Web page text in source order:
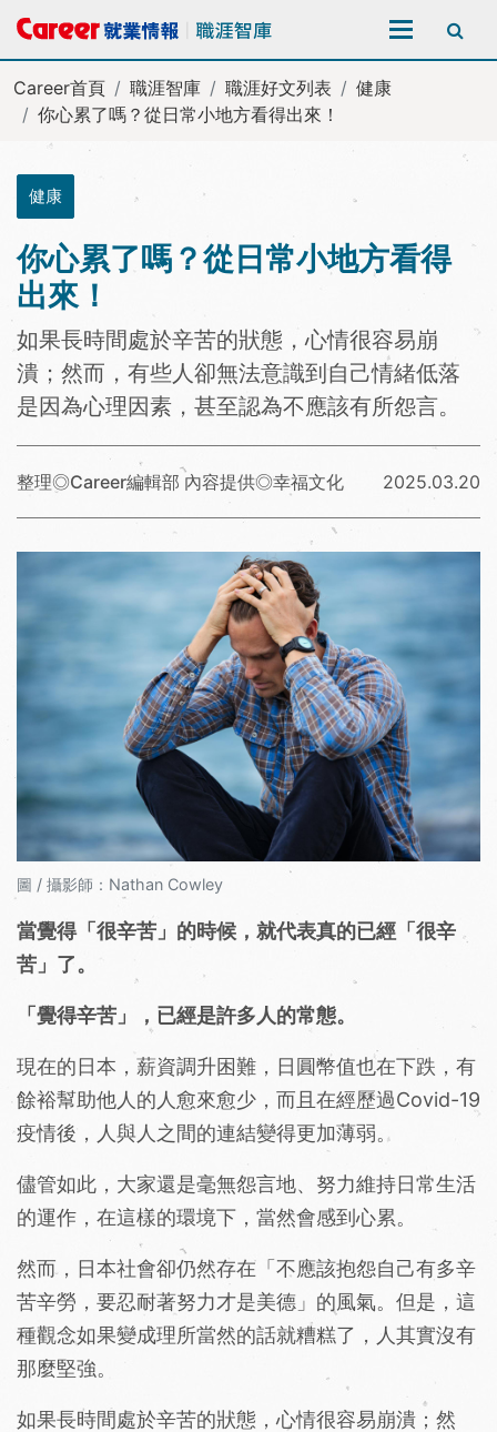
全站搜尋
Career首頁 職涯智庫 職涯好文列表
健康
你心累了嗎？從日常小地方看得出來！
健康
你心累了嗎？從日常小地方看得
出來！
如果長時間處於辛苦的狀態，心情很容易崩
潰；然而，有些人卻無法意識到自己情緒低落
是因為心理因素，甚至認為不應該有所怨言。
整理◎Career編輯部 內容提供◎幸福文化 2025.03.20
圖 / 攝影師：Nathan Cowley
當覺得「很辛苦」的時候，就代表真的已經「很辛
苦」了。
「覺得辛苦」，已經是許多人的常態。
現在的日本，薪資調升困難，日圓幣值也在下跌，有
餘裕幫助他人的人愈來愈少，而且在經歷過Covid-19
疫情後，人與人之間的連結變得更加薄弱。
儘管如此，大家還是毫無怨言地、努力維持日常生活
的運作，在這樣的環境下，當然會感到心累。
然而，日本社會卻仍然存在「不應該抱怨自己有多辛
苦辛勞，要忍耐著努力才是美德」的風氣。但是，這
種觀念如果變成理所當然的話就糟糕了，人其實沒有
那麼堅強。
如果長時間處於辛苦的狀態，心情很容易崩潰；然